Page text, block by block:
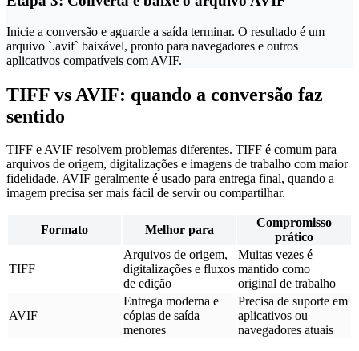
Inicie a conversão e aguarde a saída terminar. O resultado é um
arquivo `.avif` baixável, pronto para navegadores e outros
aplicativos compatíveis com AVIF.
TIFF vs AVIF: quando a conversão faz
sentido
TIFF e AVIF resolvem problemas diferentes. TIFF é comum para
arquivos de origem, digitalizações e imagens de trabalho com maior
fidelidade. AVIF geralmente é usado para entrega final, quando a
imagem precisa ser mais fácil de servir ou compartilhar.
Formato Melhor para
Compromisso
prático
TIFF
Arquivos de origem,
digitalizações e fluxos
de edição
Muitas vezes é
mantido como
original de trabalho
AVIF
Entrega moderna e
cópias de saída
menores
Precisa de suporte em
aplicativos ou
navegadores atuais